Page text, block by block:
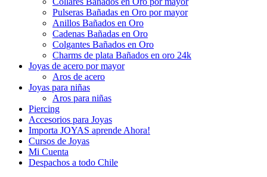
Pulseras Bañadas en Oro por mayor
Anillos Bañados en Oro
Cadenas Bañadas en Oro
Colgantes Bañados en Oro
Charms de plata Bañados en oro 24k
Joyas de acero por mayor
Aros de acero
Joyas para niñas
Aros para niñas
Piercing
Accesorios para Joyas
Importa JOYAS aprende Ahora!
Cursos de Joyas
Mi Cuenta
Despachos a todo Chile